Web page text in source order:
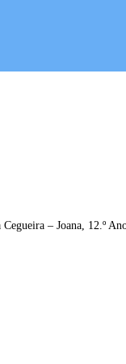
– Joana, 12.º